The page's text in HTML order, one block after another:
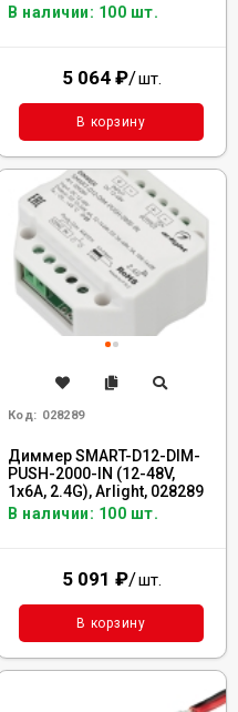
В наличии: 100 шт.
5 064 ₽/шт.
В корзину
Код: 028289
Диммер SMART-D12-DIM-
PUSH-2000-IN (12-48V,
1x6A, 2.4G), Arlight, 028289
В наличии: 100 шт.
5 091 ₽/шт.
В корзину